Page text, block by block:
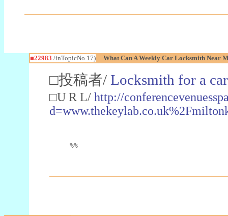
■22983 /inTopicNo.17) What Can A Weekly Car Locksmith Near
□投稿者/ Locksmith for a car
□U R L/ http://
%%